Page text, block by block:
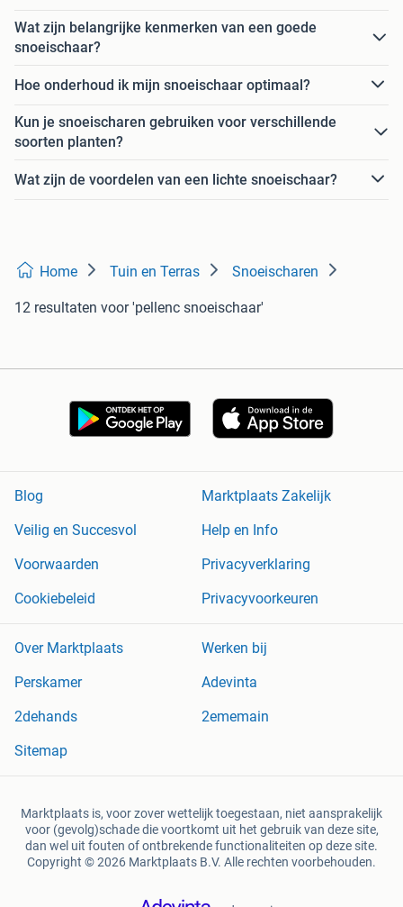
Wat zijn belangrijke kenmerken van een goede
snoeischaar?
Hoe onderhoud ik mijn snoeischaar optimaal?
Kun je snoeischaren gebruiken voor verschillende
soorten planten?
Wat zijn de voordelen van een lichte snoeischaar?
Home Tuin en Terras Snoeischaren
12 resultaten voor 'pellenc snoeischaar'
Blog
Marktplaats Zakelijk
Veilig en Succesvol
Help en Info
Voorwaarden
Privacyverklaring
Cookiebeleid
Privacyvoorkeuren
Over Marktplaats
Werken bij
Perskamer
Adevinta
2dehands
2ememain
Sitemap
Marktplaats is, voor zover wettelijk toegestaan, niet aansprakelijk
voor (gevolg)schade die voortkomt uit het gebruik van deze site,
dan wel uit fouten of ontbrekende functionaliteiten op deze site.
Copyright © 2026 Marktplaats B.V. Alle rechten voorbehouden.